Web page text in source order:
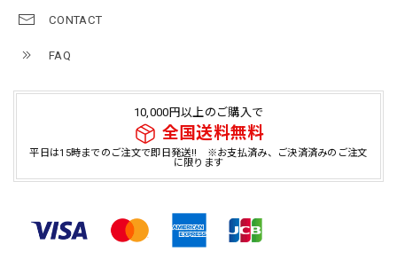
CONTACT
FAQ
10,000円以上のご購入で
全国送料無料
平日は15時までのご注文で即日発送!! ※お支払済み、ご決済済みのご注文
に限ります